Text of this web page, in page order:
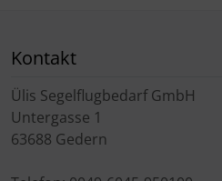
Kontakt
Ülis Segelflugbedarf GmbH
Untergasse 1
63688 Gedern